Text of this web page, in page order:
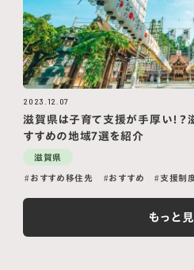
2023.12.07
滋賀県は子育て支援が手厚い！
すすめの地域7選を紹介
滋賀県
おすすめ移住先 おすすめ 支援制
もっと